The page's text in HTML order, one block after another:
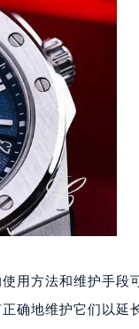
前预约）
）
提前预约）
（需提前预约）
约）
室（需提前预约）
需提前预约）
提前预约）
需提前预约）
提前预约）
（需提前预约）
用方法和维护手段
确地维护它们以延